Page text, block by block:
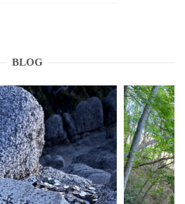
BLOG